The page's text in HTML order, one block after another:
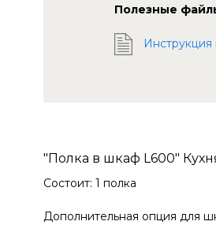
"Полка в шкаф L600"
Полезные
Состоит: 1 полка
Дополнительная опция для